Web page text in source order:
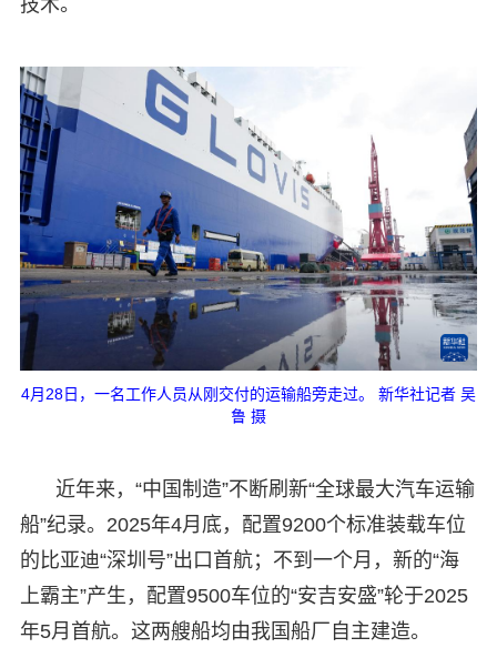
4月28日，一名工作人员从刚交付的运输船旁走过。 新华社记者 吴
鲁 摄
近年来，“中国制造”不断刷新“全球最大汽车运输
船”纪录。2025年4月底，配置9200个标准装载车位
的比亚迪“深圳号”出口首航；不到一个月，新的“海
上霸主”产生，配置9500车位的“安吉安盛”轮于2025
年5月首航。这两艘船均由我国船厂自主建造。